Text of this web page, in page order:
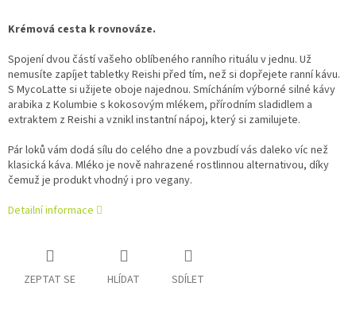
Krémová cesta k rovnováze.
Spojení dvou částí vašeho oblíbeného ranního rituálu v jednu. Už
nemusíte zapíjet tabletky Reishi před tím, než si dopřejete ranní kávu.
S MycoLatte si užijete oboje najednou. Smícháním výborné silné kávy
arabika z Kolumbie s kokosovým mlékem, přírodním sladidlem a
extraktem z Reishi a vznikl instantní nápoj, který si zamilujete.
Pár loků vám dodá sílu do celého dne a povzbudí vás daleko víc než
klasická káva. Mléko je nově nahrazené rostlinnou alternativou, díky
čemuž je produkt vhodný i pro vegany.
Detailní informace
ZEPTAT SE HLÍDAT SDÍLET